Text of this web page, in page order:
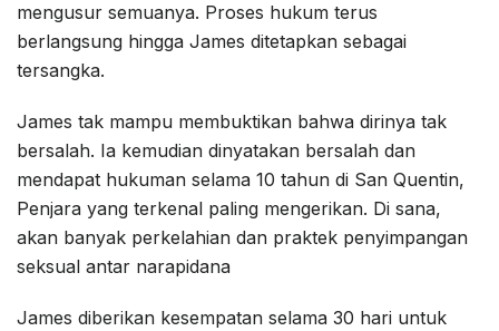
mengusur semuanya. Proses hukum terus
berlangsung hingga James ditetapkan sebagai
tersangka.
James tak mampu membuktikan bahwa dirinya tak
bersalah. Ia kemudian dinyatakan bersalah dan
mendapat hukuman selama 10 tahun di San Quentin,
Penjara yang terkenal paling mengerikan. Di sana,
akan banyak perkelahian dan praktek penyimpangan
seksual antar narapidana
James diberikan kesempatan selama 30 hari untuk